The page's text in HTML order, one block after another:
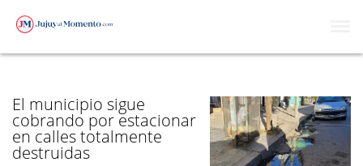
CALLES
El municipio sigue
cobrando por estacionar
en calles totalmente
destruidas